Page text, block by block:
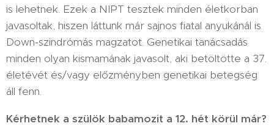
is lehetnek. Ezek a NIPT tesztek minden életkorban
javasoltak, hiszen láttunk már sajnos fiatal anyukánál is
Down-szindrómás magzatot. Genetikai tanácsadás
minden olyan kismamának javasolt, aki betöltötte a 37.
életévét és/vagy előzményben genetikai betegség
áll fenn.
Kérhetnek a szülök babamozit a 12. hét körül már?